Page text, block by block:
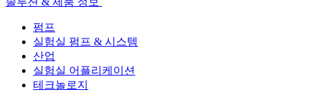
펌프
실험실 펌프 & 시스템
산업
실험실 어플리케이션
테크놀로지